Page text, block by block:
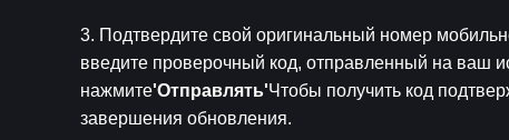
3. Подтвердите свой оригинальный номер
введите проверочный код, отправленный на ваш
нажмите'Отправлять'Чтобы получить код
завершения обновления.